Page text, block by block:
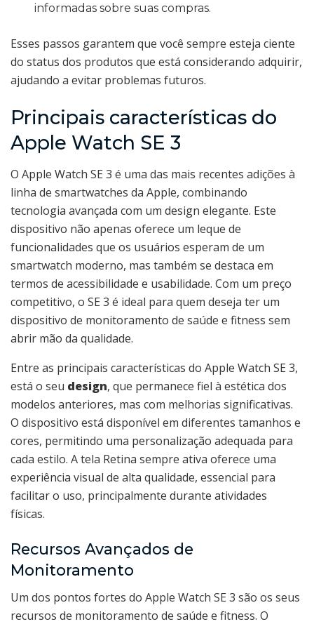
informadas sobre suas compras.
Esses passos garantem que você sempre esteja ciente
do status dos produtos que está considerando adquirir,
ajudando a evitar problemas futuros.
Principais características do
Apple Watch SE 3
O Apple Watch SE 3 é uma das mais recentes adições à
linha de smartwatches da Apple, combinando
tecnologia avançada com um design elegante. Este
dispositivo não apenas oferece um leque de
funcionalidades que os usuários esperam de um
smartwatch moderno, mas também se destaca em
termos de acessibilidade e usabilidade. Com um preço
competitivo, o SE 3 é ideal para quem deseja ter um
dispositivo de monitoramento de saúde e fitness sem
abrir mão da qualidade.
Entre as principais características do Apple Watch SE 3,
está o seu design, que permanece fiel à estética dos
modelos anteriores, mas com melhorias significativas.
O dispositivo está disponível em diferentes tamanhos e
cores, permitindo uma personalização adequada para
cada estilo. A tela Retina sempre ativa oferece uma
experiência visual de alta qualidade, essencial para
facilitar o uso, principalmente durante atividades
físicas.
Recursos Avançados de
Monitoramento
Um dos pontos fortes do Apple Watch SE 3 são os seus
recursos de monitoramento de saúde e fitness. O